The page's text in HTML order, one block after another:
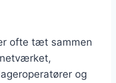
ofte tæt sammen
og